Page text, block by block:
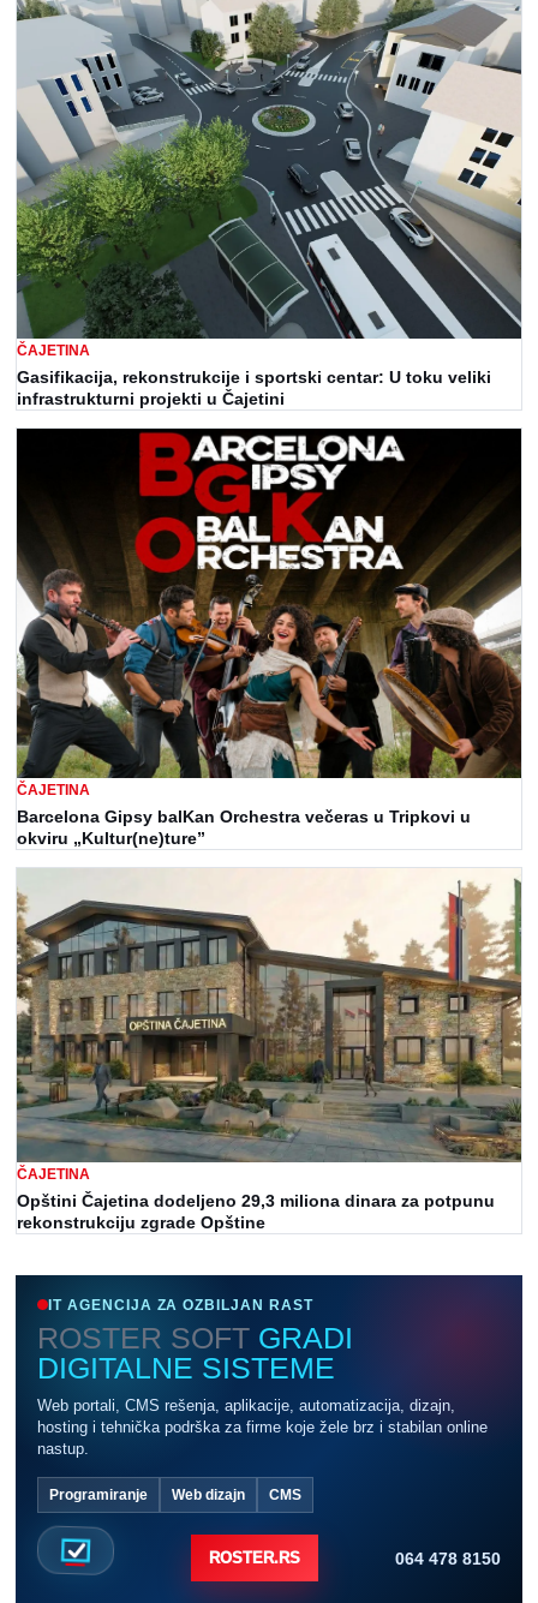
ČAJETINA
Gasifikacija, rekonstrukcije i sportski centar: U toku veliki
infrastrukturni projekti u Čajetini
ČAJETINA
Barcelona Gipsy balKan Orchestra večeras u Tripkovi u
okviru „Kultur(ne)ture”
ČAJETINA
Opštini Čajetina dodeljeno 29,3 miliona dinara za potpunu
rekonstrukciju zgrade Opštine
IT AGENCIJA ZA OZBILJAN RAST
ROSTER SOFT GRADI
DIGITALNE SISTEME
Web portali, CMS rešenja, aplikacije, automatizacija, dizajn,
hosting i tehnička podrška za firme koje žele brz i stabilan online
nastup.
Programiranje Web dizajn CMS
ROSTER.RS 064 478 8150